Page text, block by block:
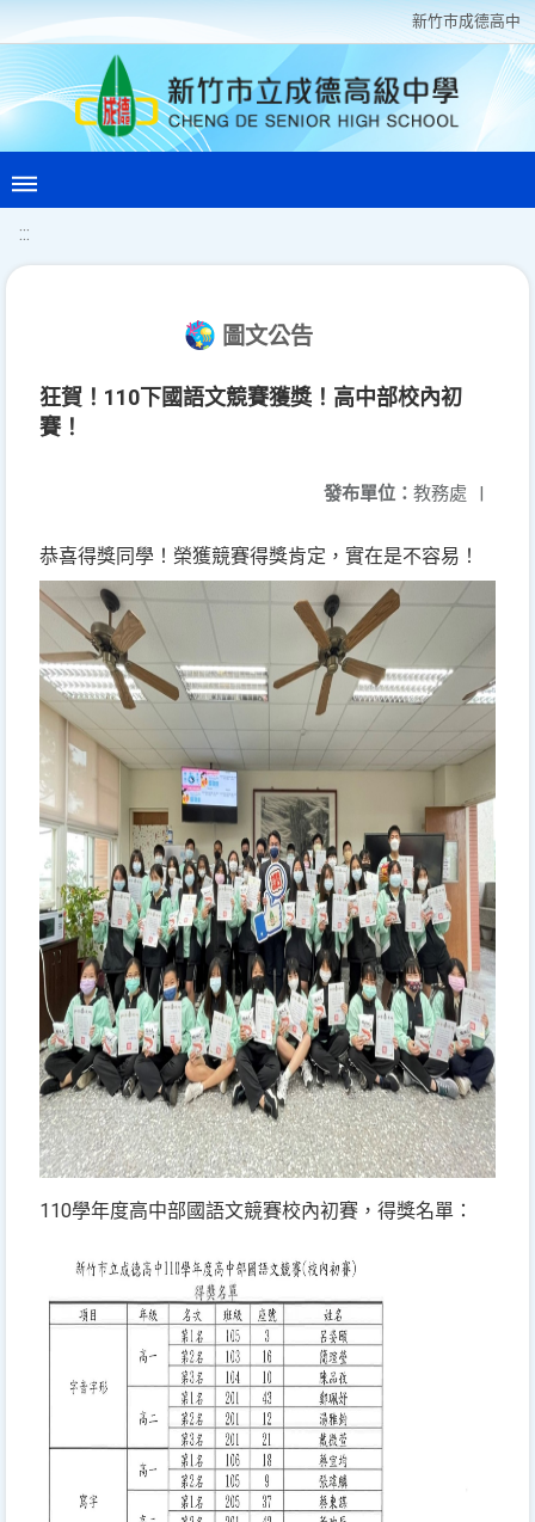
新竹巿成德高中
:::
圖文公告
狂賀！110下國語文競賽獲獎！高中部校內初
賽！
發布單位： 教務處 |
恭喜得獎同學！榮獲競賽得獎肯定，實在是不容易！
110學年度高中部國語文競賽校內初賽，得獎名單：